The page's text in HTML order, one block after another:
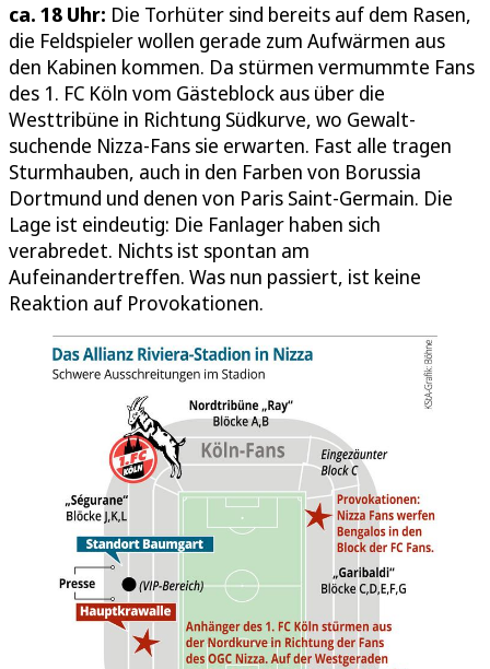
ca. 18 Uhr: Die Torhüter sind bereits auf dem Rasen,
die Feldspieler wollen gerade zum Aufwärmen aus
den Kabinen kommen. Da stürmen vermummte Fans
des 1. FC Köln vom Gästeblock aus über die
Westtribüne in Richtung Südkurve, wo Gewalt-
suchende Nizza-Fans sie erwarten. Fast alle tragen
Sturmhauben, auch in den Farben von Borussia
Dortmund und denen von Paris Saint-Germain. Die
Lage ist eindeutig: Die Fanlager haben sich
verabredet. Nichts ist spontan am
Aufeinandertreffen. Was nun passiert, ist keine
Reaktion auf Provokationen.